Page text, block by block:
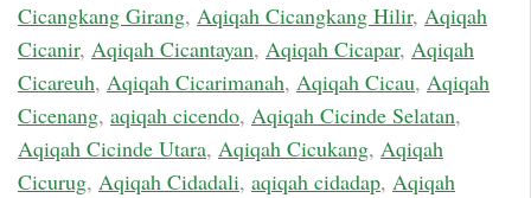
Cicangkang Girang, Aqiqah Cicangkang Hilir, Aqiqah
Cicanir, Aqiqah Cicantayan, Aqiqah Cicapar, Aqiqah
Cicareuh, Aqiqah Cicarimanah, Aqiqah Cicau, Aqiqah
Cicenang, aqiqah cicendo, Aqiqah Cicinde Selatan,
Aqiqah Cicinde Utara, Aqiqah Cicukang, Aqiqah
Cicurug, Aqiqah Cidadali, aqiqah cidadap, Aqiqah